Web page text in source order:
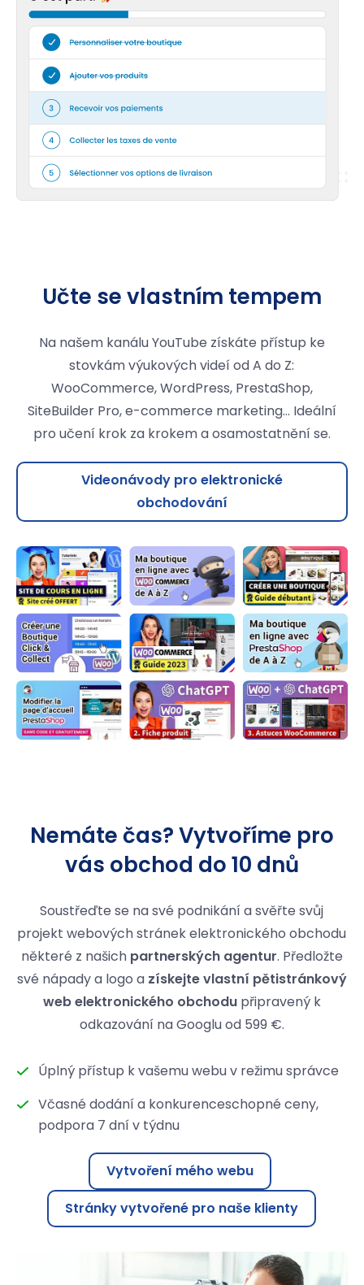
Učte se vlastním tempem
Na našem kanálu YouTube získáte přístup ke
stovkám výukových videí od A do Z:
WooCommerce, WordPress, PrestaShop,
SiteBuilder Pro, e-commerce marketing... Ideální
pro učení krok za krokem a osamostatnění se.
Videonávody pro elektronické
obchodování
Nemáte čas? Vytvoříme pro
vás obchod do 10 dnů
Soustřeďte se na své podnikání a svěřte svůj
projekt webových stránek elektronického obchodu
některé z našich partnerských agentur. Předložte
své nápady a logo a získejte vlastní pětistránkový
web elektronického obchodupřipravený k
odkazování na Googlu od 599 €.
Úplný přístup k vašemu webu v režimu správce
Včasné dodání a konkurenceschopné ceny,
podpora 7 dní v týdnu
Vytvoření mého webu
Stránky vytvořené pro naše klienty